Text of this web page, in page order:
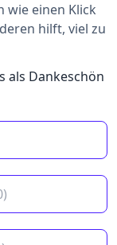
wie einen Klick
hilft, viel zu
als Dankeschön